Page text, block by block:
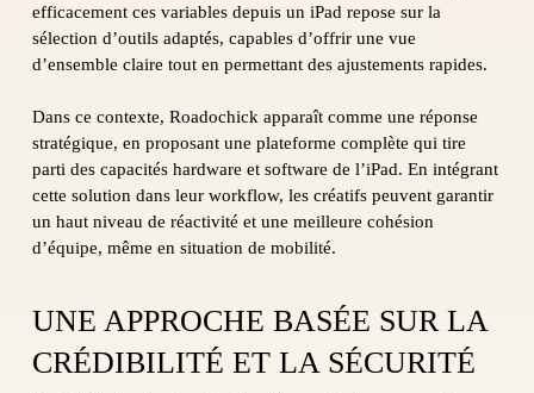
efficacement ces variables depuis un iPad repose sur la
sélection d’outils adaptés, capables d’offrir une vue
d’ensemble claire tout en permettant des ajustements rapides.
Dans ce contexte, Roadochick apparaît comme une réponse
stratégique, en proposant une plateforme complète qui tire
parti des capacités hardware et software de l’iPad. En intégrant
cette solution dans leur workflow, les créatifs peuvent garantir
un haut niveau de réactivité et une meilleure cohésion
d’équipe, même en situation de mobilité.
UNE APPROCHE BASÉE SUR LA
CRÉDIBILITÉ ET LA SÉCURITÉ